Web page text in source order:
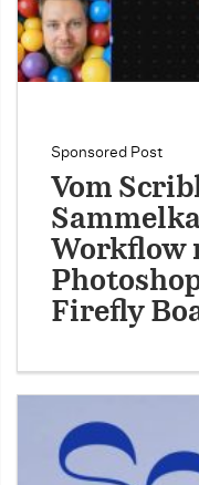
Sponsored Post
Vom
Workflow
Firefly